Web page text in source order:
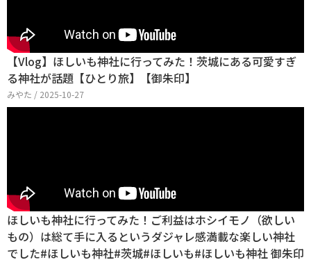
【Vlog】ほしいも神社に行ってみた！茨城にある可愛すぎ
る神社が話題【ひとり旅】【御朱印】
みやた / 2025-10-27
ほしいも神社に行ってみた！ご利益はホシイモノ（欲しい
もの）は総て手に入るというダジャレ感満載な楽しい神社
でした#ほしいも神社#茨城#ほしいも#ほしいも神社 御朱印